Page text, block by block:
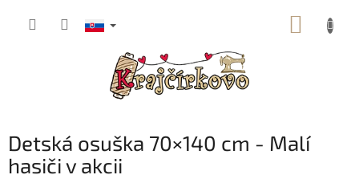
Detská osuška 70×140 cm - Malí
hasiči v akcii